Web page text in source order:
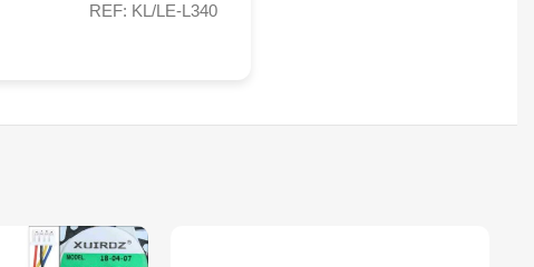
REF: KL/LE-L340